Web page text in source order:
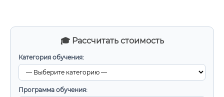
🎓 Рассчитать стоимость
Категория обучения:
Программа обучения: